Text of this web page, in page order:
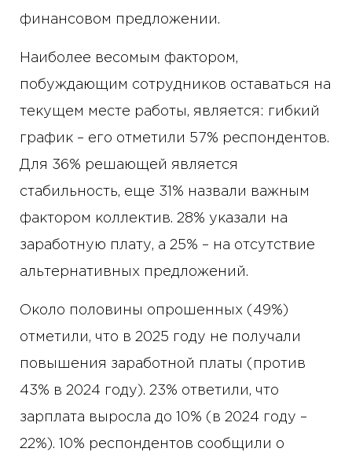
финансовом предложении.
Наиболее весомым фактором,
побуждающим сотрудников оставаться на
текущем месте работы, является: гибкий
график – его отметили 57% респондентов.
Для 36% решающей является
стабильность, еще 31% назвали важным
фактором коллектив. 28% указали на
заработную плату, а 25% – на отсутствие
альтернативных предложений.
Около половины опрошенных (49%)
отметили, что в 2025 году не получали
повышения заработной платы (против
43% в 2024 году). 23% ответили, что
зарплата выросла до 10% (в 2024 году –
22%). 10% респондентов сообщили о